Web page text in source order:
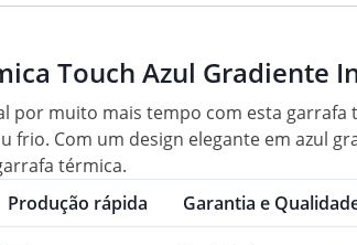
Touch Azul Gradiente
muito mais tempo com esta
Com um design elegante em azul
térmica.
Produção rápida Garantia e